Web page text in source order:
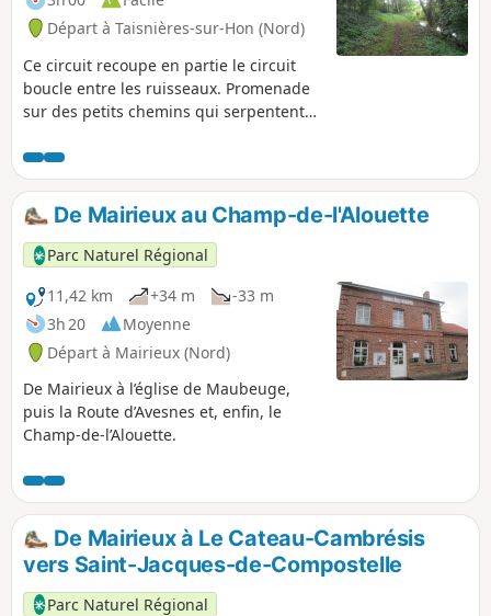
Départ à Taisnières-sur-Hon (Nord)
Ce circuit recoupe en partie le circuit
boucle entre les ruisseaux. Promenade
sur des petits chemins qui serpentent
vedette à l’eau et qui permet de
découvrir la diversité des milieux
naturels.De Mairieux au Champ-de-l'Alouette
Parc Naturel Régional
11,42 km
+34 m
-33 m
3h 20
Moyenne
Départ à Mairieux (Nord)
De Mairieux à l’église de Maubeuge,
puis la Route d’Avesnes et, enfin, le
Champ-de-l’Alouette.
De Mairieux à Le Cateau-Cambrésis
vers Saint-Jacques-de-Compostelle
Parc Naturel Régional